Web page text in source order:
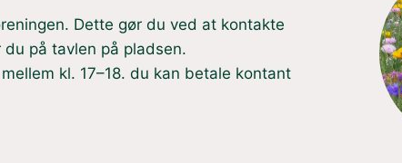
Dette gør du ved at kontakte
på tavlen på pladsen.
kl. 17–18. du kan betale kontant